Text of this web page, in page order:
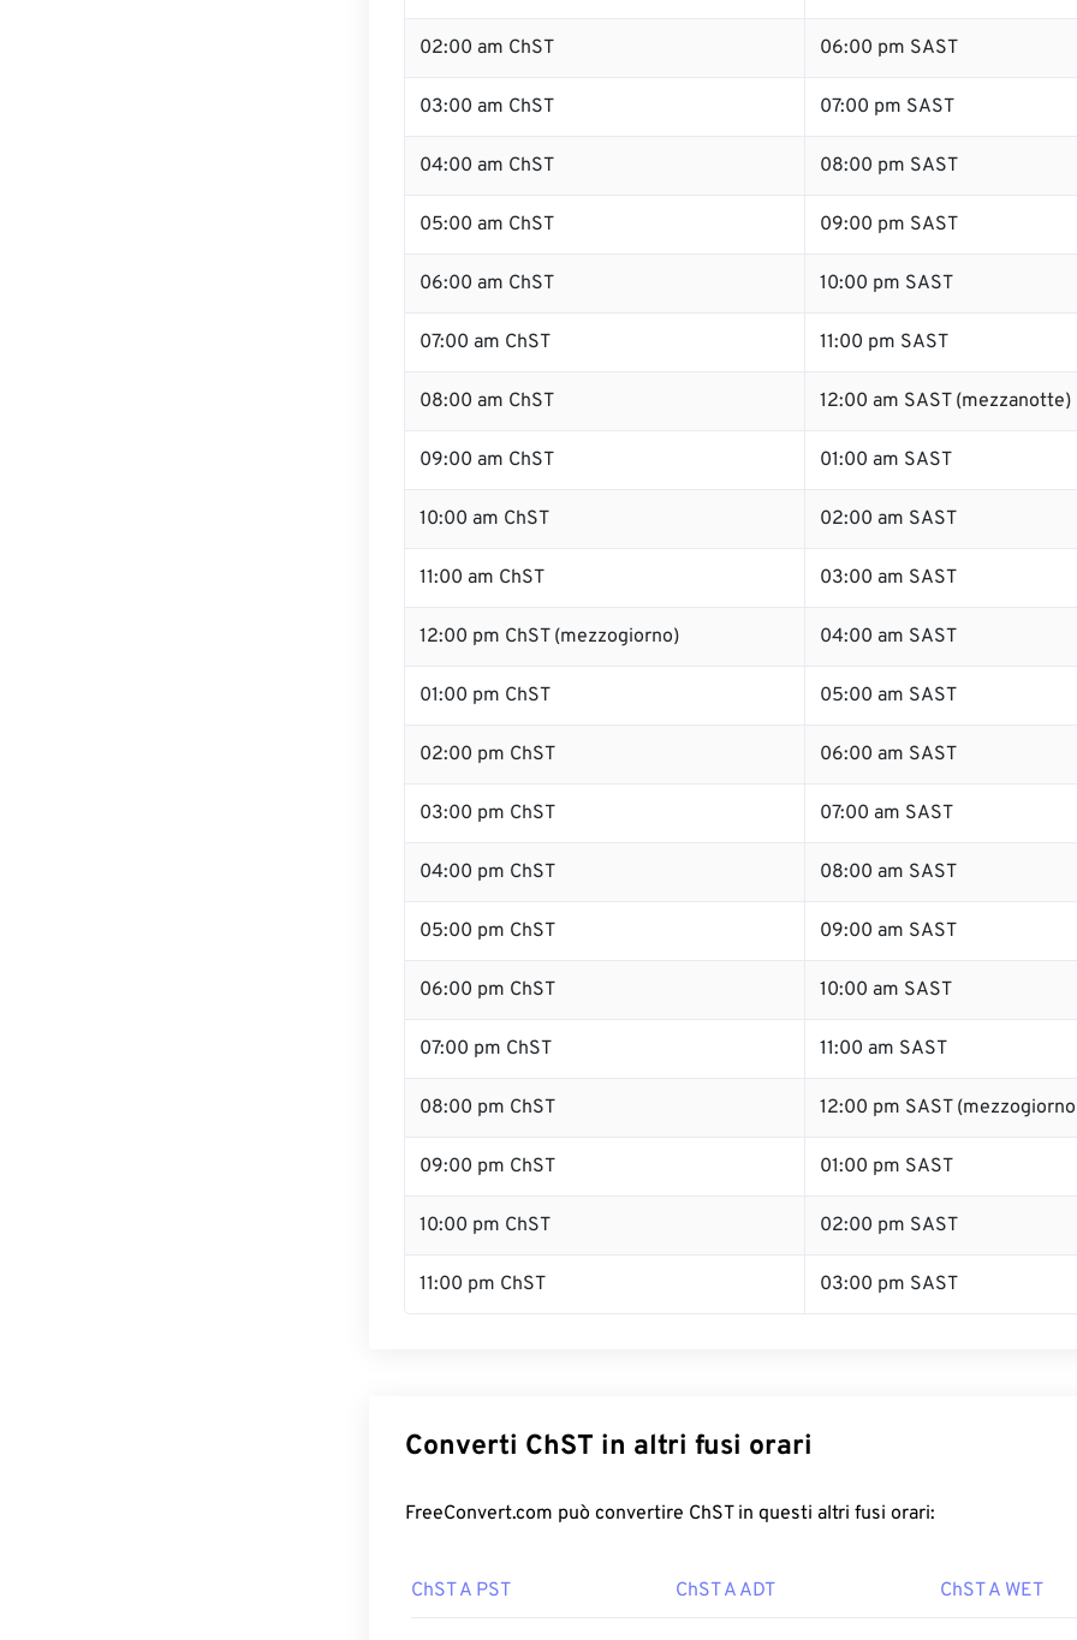
02:00 am ChST 06:00 pm SAST
03:00 am ChST 07:00 pm SAST
04:00 am ChST 08:00 pm SAST
05:00 am ChST 09:00 pm SAST
06:00 am ChST 10:00 pm SAST
07:00 am ChST 11:00 pm SAST
08:00 am ChST 12:00 am SAST (mezzanotte)
09:00 am ChST 01:00 am SAST
10:00 am ChST 02:00 am SAST
11:00 am ChST 03:00 am SAST
12:00 pm ChST (mezzogiorno) 04:00 am SAST
01:00 pm ChST 05:00 am SAST
02:00 pm ChST 06:00 am SAST
03:00 pm ChST 07:00 am SAST
04:00 pm ChST 08:00 am SAST
05:00 pm ChST 09:00 am SAST
06:00 pm ChST 10:00 am SAST
07:00 pm ChST 11:00 am SAST
08:00 pm ChST 12:00 pm SAST
09:00 pm ChST 01:00 pm SAST
10:00 pm ChST 02:00 pm SAST
11:00 pm ChST 03:00 pm SAST
Converti ChST in altri fusi orari
FreeConvert.com può convertire ChST in questi altri fusi orari:
ChST A PST ChST A ADT ChST A WET